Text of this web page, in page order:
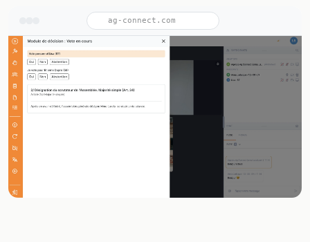
ag-connect.com